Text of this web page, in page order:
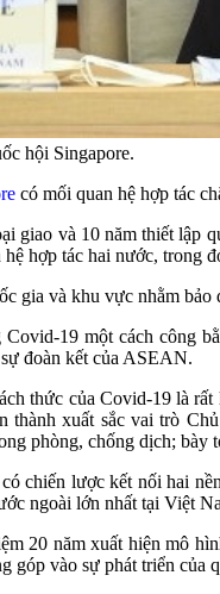
hội Singapore.
có mối quan hệ hợp tác
giao và 10 năm thiết
hợp tác hai nước, trong
gia và khu vực nhằm
19 một cách công
đoàn kết của ASEAN.
thức của Covid-19 là
thành xuất sắc vai trò
phòng, chống dịch;
chiến lược kết nối hai
ngoài lớn nhất tại Việt
20 năm xuất hiện mô
góp vào sự phát triển